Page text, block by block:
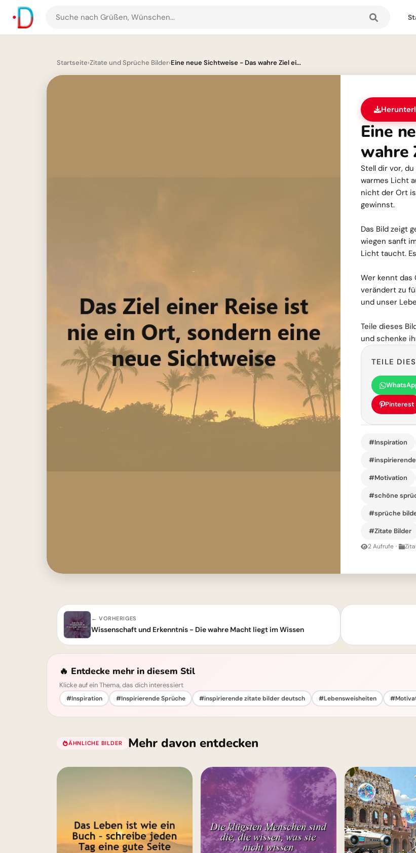
Suche
nach
und
Startseite›Zitate und Sprüche Bilder›Eine neue Sichtweise - Das wahre Ziel ei...
Eine
wahre
Stell dir vor,
warmes Licht
nicht der Ort
gewinnst.
Das Bild zeigt
wiegen sanft
Licht taucht.
Wer kennt das
verändert zu
und unser
Teile dieses
und schenke
TEILE
Pinterest
#Inspiration
#Motivation
#schöne
#sprüche
#Zitate Bilder
2 Aufrufe ·
← VORHERIGES
Wissenschaft und Erkenntnis - Die wahre Macht liegt im Wissen
🔥 Entdecke mehr in diesem Stil
Klicke auf ein Thema, das dich interessiert
#Inspiration #Inspirierende Sprüche #inspirierende zitate bilder deutsch #Lebensweisheiten
ÄHNLICHE BILDER Mehr davon entdecken